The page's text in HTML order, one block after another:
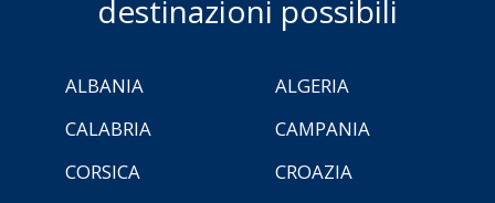
destinazioni possibili
ALBANIA
ALGERIA
CALABRIA
CAMPANIA
CORSICA
CROAZIA